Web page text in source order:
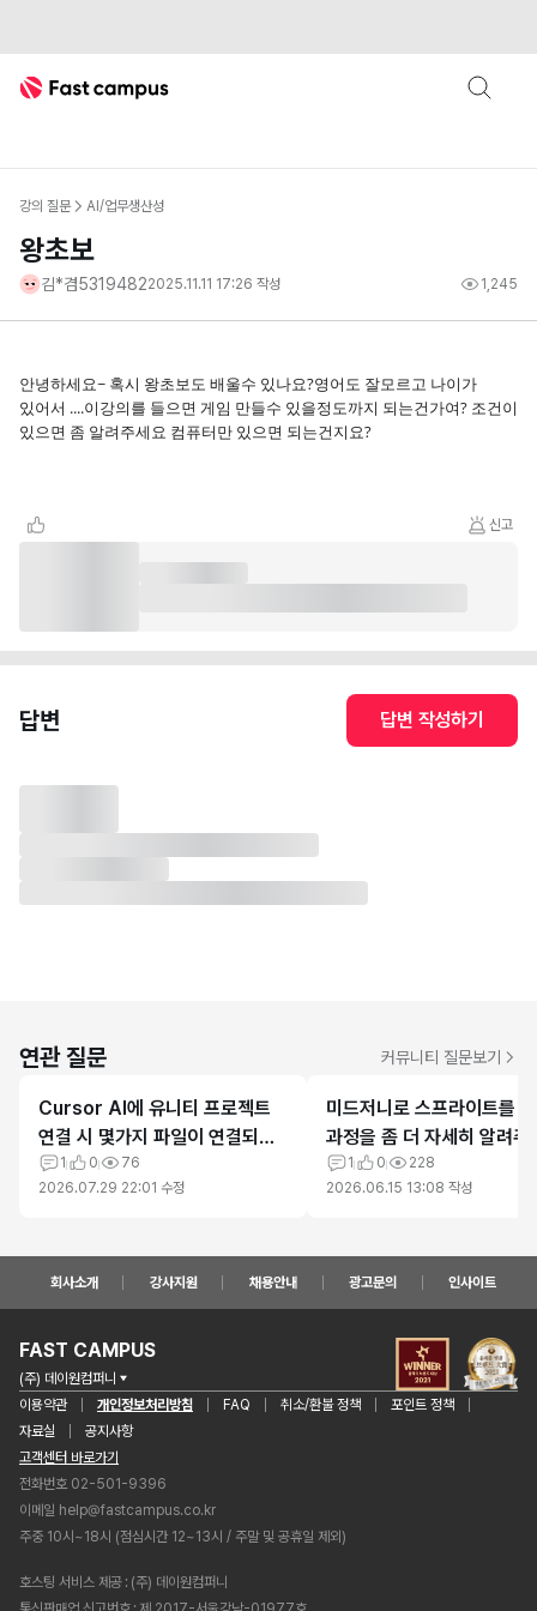
Fast Campus
강의 질문 AI/업무생산성
왕초보
김*겸53194822025.11.11 17:26 작성 1,245
안녕하세요~ 혹시 왕초보도 배울수 있나요?영어도 잘모르고 나이가
있어서 ....이강의를 들으면 게임 만들수 있을정도까지 되는건가여? 조건이
있으면 좀 알려주세요 컴퓨터만 있으면 되는건지요?
신고
답변 답변 작성하기
연관 질문 커뮤니티 질문보기
Cursor AI에 유니티 프로젝트
연결 시 몇가지 파일이 연결되지
않습니다.
1 0
76
2026.07.29 22:01 수정
미드저니로 스프라이트를
과정을 좀 더 자세히 알려주
있을까요?
1 0
228
2026.06.15 13:08 작성
회사소개 강사지원 채용안내 광고문의 인사이트
FAST CAMPUS
(주) 데이원컴퍼니
이용약관
개인정보처리방침 FAQ 취소/환불 정책
포인트 정책
자료실
공지사항
고객센터 바로가기
전화번호 02-501-9396
이메일 help@fastcampus.co.kr
주중 10시~18시 (점심시간 12~13시 / 주말 및 공휴일 제외)
호스팅 서비스 제공 (주) 데이원컴퍼니